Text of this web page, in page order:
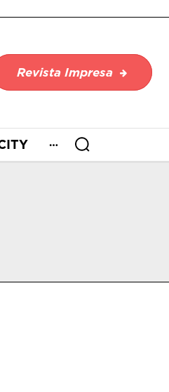
Revista Impresa